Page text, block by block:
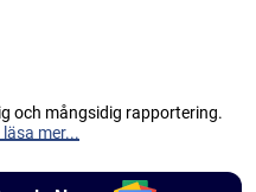
och mångsidig rapportering.
mer...